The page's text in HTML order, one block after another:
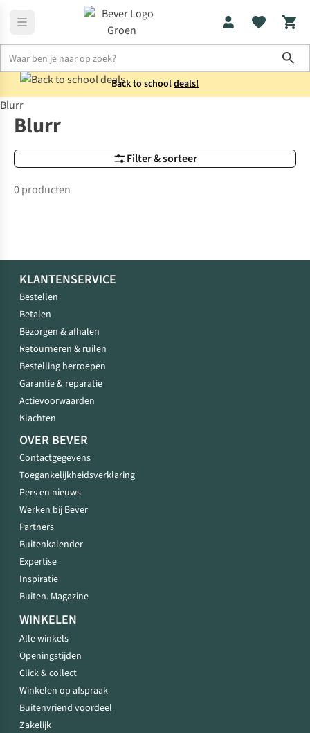
Back to schooldeals!
Merken
Blurr
Filter & sorteer
Blurr
0 producten
KLANTENSERVICE
Bestellen
Betalen
Bezorgen & afhalen
Retourneren & ruilen
Bestelling herroepen
Garantie & reparatie
Actievoorwaarden
Klachten
OVER BEVER
Contactgegevens
Toegankelijkheidsverklaring
Pers en nieuws
Werken bij Bever
Partners
Buitenkalender
Expertise
Inspiratie
Buiten. Magazine
WINKELEN
Alle winkels
Openingstijden
Click & collect
Winkelen op afspraak
Buitenvriend voordeel
Zakelijk